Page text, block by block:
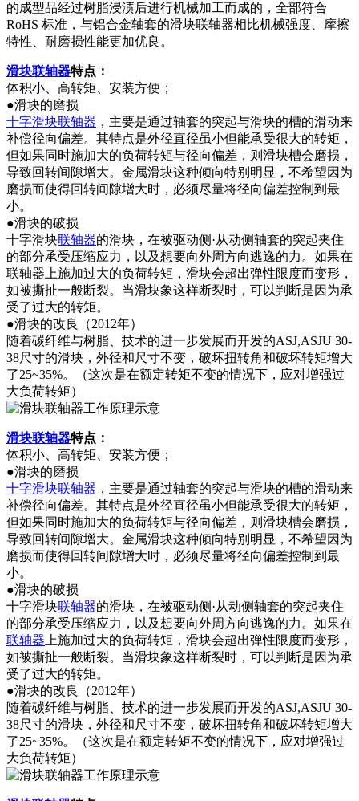
的成型品经过树脂浸渍后进行机械加工而成的，全部符合
RoHS 标准，与铝合金轴套的滑块联轴器相比机械强度、摩擦
特性、耐磨损性能更加优良。
滑块联轴器特点：
体积小、高转矩、安装方便；
●滑块的磨损
十字滑块联轴器 ，主要是通过轴套的突起与滑块的槽的滑动来
补偿径向偏差。其特点是外径直径虽小但能承受很大的转矩，
但如果同时施加大的负荷转矩与径向偏差，则滑块槽会磨损，
导致回转间隙增大。金属滑块这种倾向特别明显，不希望因为
磨损而使得回转间隙增大时，必须尽量将径向偏差控制到最
小。
●滑块的破损
十字滑块联轴器的滑块，在被驱动侧·从动侧轴套的突起夹住
的部分承受压缩应力，以及想要向外周方向逃逸的力。如果在
联轴器上施加过大的负荷转矩，滑块会超出弹性限度而变形，
如被撕扯一般断裂。当滑块象这样断裂时，可以判断是因为承
受了过大的转矩。
●滑块的改良（2012年）
随着碳纤维与树脂、技术的进一步发展而开发的ASJ,ASJU 30-
38尺寸的滑块，外径和尺寸不变，破坏扭转角和破坏转矩增大
了25~35%。（这次是在额定转矩不变的情况下，应对增强过
大负荷转矩）
滑块联轴器特点：
体积小、高转矩、安装方便；
●滑块的磨损
十字滑块联轴器 ，主要是通过轴套的突起与滑块的槽的滑动来
补偿径向偏差。其特点是外径直径虽小但能承受很大的转矩，
但如果同时施加大的负荷转矩与径向偏差，则滑块槽会磨损，
导致回转间隙增大。金属滑块这种倾向特别明显，不希望因为
磨损而使得回转间隙增大时，必须尽量将径向偏差控制到最
小。
●滑块的破损
十字滑块联轴器的滑块，在被驱动侧·从动侧轴套的突起夹住
的部分承受压缩应力，以及想要向外周方向逃逸的力。如果在
联轴器 上施加过大的负荷转矩，滑块会超出弹性限度而变形，
如被撕扯一般断裂。当滑块象这样断裂时，可以判断是因为承
受了过大的转矩。
●滑块的改良（2012年）
随着碳纤维与树脂、技术的进一步发展而开发的ASJ,ASJU 30-
38尺寸的滑块，外径和尺寸不变，破坏扭转角和破坏转矩增大
了25~35%。（这次是在额定转矩不变的情况下，应对增强过
大负荷转矩）